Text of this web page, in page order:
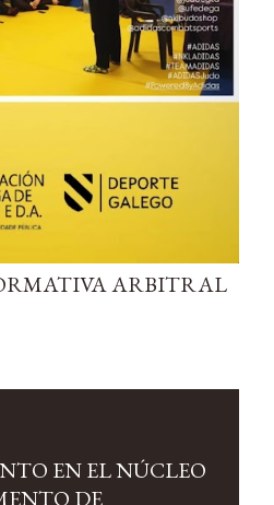
ARBITRAL
EN EL NÚCLEO
DE